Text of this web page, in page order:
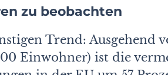
zu beobachten
Trend: Ausgehend
Einwohner) ist die